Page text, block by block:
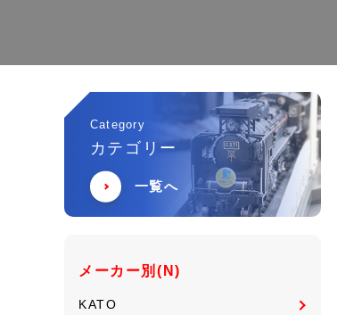
Category
カテゴリー
一覧へ
メーカー別(N)
KATO